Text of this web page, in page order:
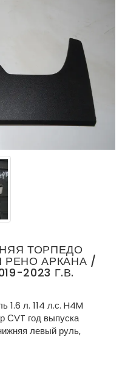
ТОРПЕДО
АРКАНА /
2023 Г.В.
1.6 л. 114 л.с. H4M
СVT год выпуска
левый руль,